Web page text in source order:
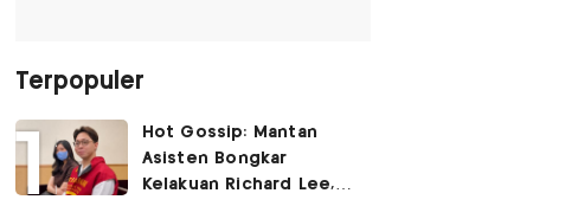
Terpopuler
Hot Gossip: Mantan
Asisten Bongkar
Kelakuan Richard Lee,